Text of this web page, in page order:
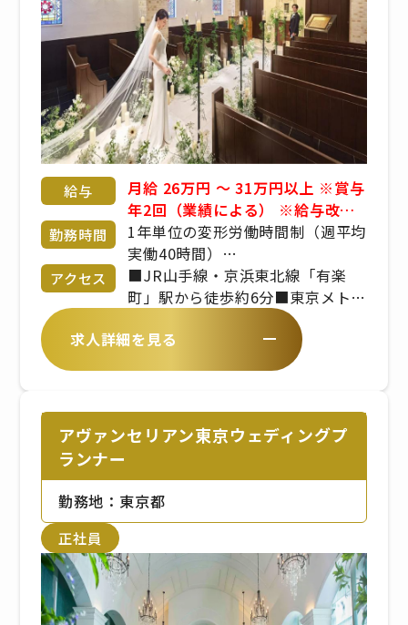
給与
月給 26万円 〜 31万円以上 ※賞与
年2回（業績による） ※給与改定
年1回 ※経験・年齢・能力考慮 応
相談 昇給、業績賞与、交通費規定
支給、社会保険完備、インセンテ
ィブ、役職手当、残業手当、深夜
勤務手当、休日出勤手当
勤務時間
1年単位の変形労働時間制（週平均
実働40時間）
7:00〜22:00
※シフト制／実働時間は8時間程度
※繁忙期、繁忙日（土日祝日）に
よっては時間外勤務もあります。
※平日は10:00〜16:00（平均実働
アクセス
■JR山手線・京浜東北線「有楽
町」駅から徒歩約6分■東京メトロ
有楽町線「銀座一丁目」駅から徒
歩約3分。
求人詳細を見る
アヴァンセリアン東京ウェディングプ
ランナー
勤務地：東京都
正社員